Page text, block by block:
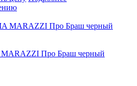
MARAZZI Про Браш черный